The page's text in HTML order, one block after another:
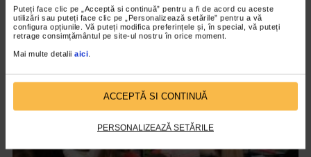
Puteți face clic pe „Acceptă si continuă” pentru a fi de acord cu aceste
utilizări sau puteți face clic pe „Personalizează setările” pentru a vă
configura opțiunile. Vă puteți modifica preferințele și, în special, vă puteți
retrage consimțământul pe site-ul nostru în orice moment.
Mai multe detalii aici.
ACCEPTĂ SI CONTINUĂ
PERSONALIZEAZĂ SETĂRILE
VIDEO